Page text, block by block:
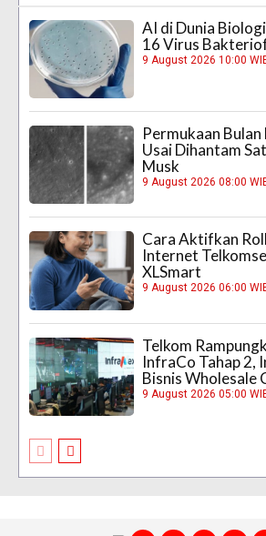
AI di Dunia
16 Virus
9 August 2026 10:00
Permukaan
Usai Dihantam
Musk
9 August 2026 08:00
Cara Aktifkan
Internet
XLSmart
9 August 2026 06:00
Telkom
InfraCo Tahap 2,
Bisnis Wholesale
9 August 2026 05:00